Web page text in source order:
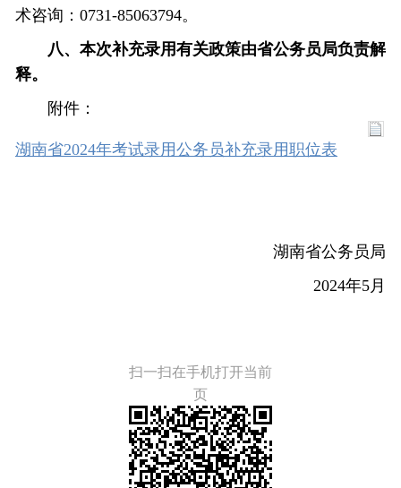
术咨询：0731-85063794。
八、本次补充录用有关政策由省公务员局负责解
释。
附件：
湖南省2024年考试录用公务员补充录用职位表
湖南省公务员局
2024年5月
扫一扫在手机打开当前
页